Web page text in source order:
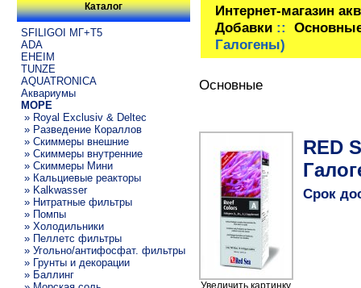
Каталог
SFILIGOI МГ+Т5
ADA
EHEIM
TUNZE
AQUATRONICA
Аквариумы
МОРЕ
» Royal Exclusiv & Deltec
» Разведение Кораллов
» Скиммеры внешние
» Скиммеры внутренние
» Скиммеры Мини
» Кальциевые реакторы
» Kalkwasser
» Нитратные фильтры
» Помпы
» Холодильники
» Пеллетс фильтры
» Угольно/антифосфат. фильтры
» Грунты и декорации
» Баллинг
Интернет-магазин
Добавки::
Галогены)
Основные
Увеличить картинку
RED
Срок